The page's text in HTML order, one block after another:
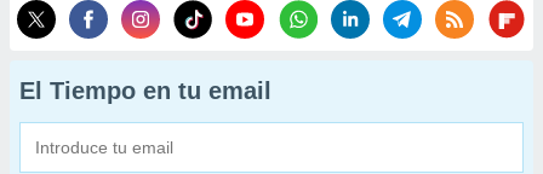
El Tiempo en tu email